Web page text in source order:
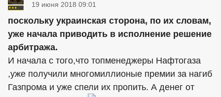
19 июня 2018 09:01
поскольку украинская сторона, по их словам,
уже начала приводить в исполнение решение
арбитража.
И начала с того,что топменеджеры Нафтогаза
,уже получили многомиллионые премии за нагиб
Газпрома и уже спели их пропить. А денег от